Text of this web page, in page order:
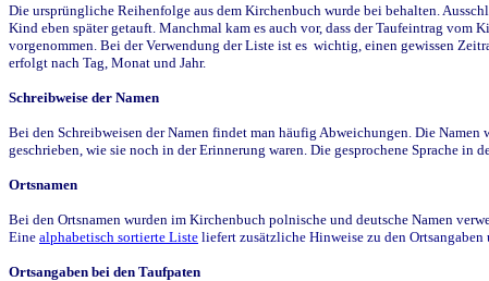
Die ursprüngliche Reihenfolge aus dem Kirchenbuch wurde bei behalten.
Kind eben später getauft. Manchmal kam es auch vor, dass der Taufeintrag
vorgenommen. Bei der Verwendung der Liste ist es wichtig, einen gewissen
erfolgt nach Tag, Monat und Jahr.
Schreibweise der Namen
Bei den Schreibweisen der Namen findet man häufig Abweichungen. Die
geschrieben, wie sie noch in der Erinnerung waren. Die gesprochene Sprache
Ortsnamen
Bei den Ortsnamen wurden im Kirchenbuch polnische und deutsche Namen
Eine alphabetisch sortierte Liste liefert zusätzliche Hinweise zu den
Ortsangaben bei den Taufpaten